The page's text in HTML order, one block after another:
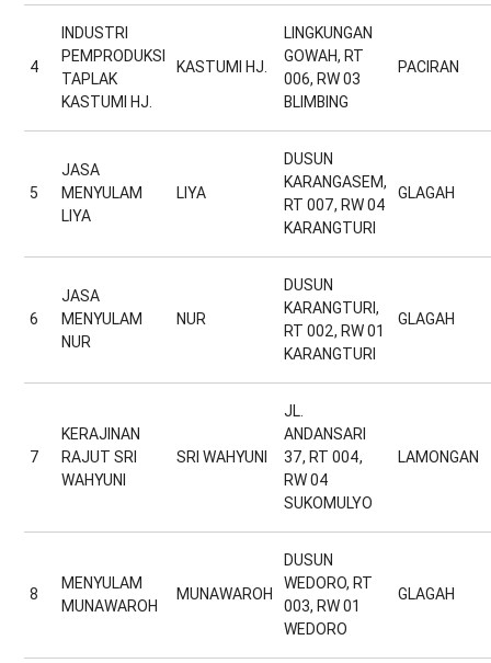
4
INDUSTRI
PEMPRODUKSI
TAPLAK
KASTUMI HJ.
KASTUMI HJ.
LINGKUNGAN
GOWAH, RT
006, RW 03
BLIMBING
PACIRAN
5
JASA
MENYULAM
LIYA
LIYA
DUSUN
KARANGASEM,
RT 007, RW 04
KARANGTURI
GLAGAH
6
JASA
MENYULAM
NUR
NUR
DUSUN
KARANGTURI,
RT 002, RW 01
KARANGTURI
GLAGAH
7
KERAJINAN
RAJUT SRI
WAHYUNI
SRI WAHYUNI
JL.
ANDANSARI
37, RT 004,
RW 04
SUKOMULYO
LAMONGAN
8
MENYULAM
MUNAWAROH
MUNAWAROH
DUSUN
WEDORO, RT
003, RW 01
WEDORO
GLAGAH